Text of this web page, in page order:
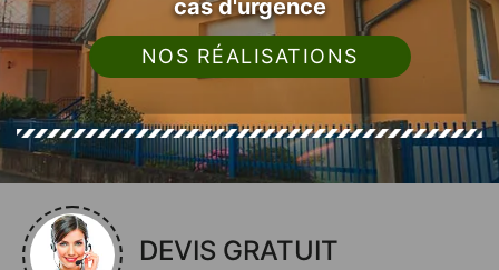
cas d'urgence
NOS RÉALISATIONS
DEVIS GRATUIT